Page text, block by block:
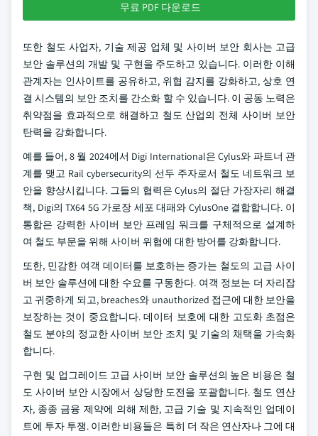
무료 PDF 다운로드
또한 철도 사업자, 기술 제공 업체 및 사이버 보안 회사는 고급
보안 솔루션의 개발 및 구현을 주도하고 있습니다. 이러한 이해
관계자는 인사이트를 공유하고, 위협 감지를 강화하고, 상호 연
결 시스템의 보안 조치를 간소화 할 수 있습니다. 이 공동 노력은
취약점을 효과적으로 해결하고 철도 산업의 전체 사이버 보안
탄력을 강화합니다.
예를 들어, 8 월 2024에서 Digi International은 Cylus와 파트너 관
계를 맺고 Rail cybersecurity의 선두 주자로서 철도 네트워크 보
안을 향상시킵니다. 그들의 협력은 Cylus의 절단 가장자리 해결
책, Digi의 TX64 5G 가로장 세포 대패와 CylusOne 결합합니다. 이
통합은 강력한 사이버 보안 프레임 워크를 구체적으로 설계하
여 철도 부문을 위해 사이버 위협에 대한 방어를 강화합니다.
또한, 민감한 여객 데이터를 보호하는 증가는 철도의 고급 사이
버 보안 솔루션에 대한 수요를 구동한다. 여객 정보는 더 자리잡
고 귀중하게 되고, breaches와 unauthorized 접근에 대한 보안을
보장하는 것이 중요합니다. 데이터 보호에 대한 고도화 초점은
철도 분야의 정교한 사이버 보안 조치 및 기술의 채택을 가속화
합니다.
구현 및 업그레이드 고급 사이버 보안 솔루션의 높은 비용은 철
도 사이버 보안 시장에서 상당한 도전을 포괄합니다. 철도 연산
자, 종종 금융 제약에 의해 제한, 고급 기술 및 지속적인 업데이
트에 투자 투쟁. 이러한 비용들은 특히 더 작은 연산자나 그에 대